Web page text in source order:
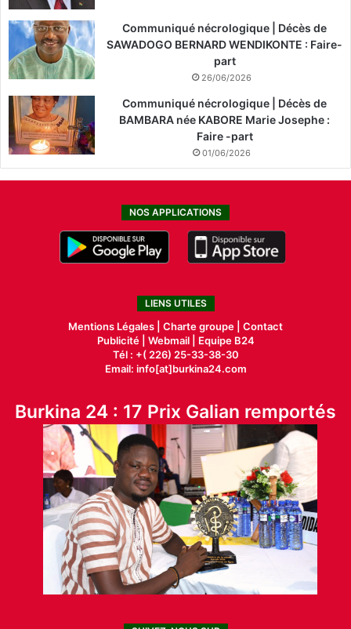
Communiqué nécrologique | Décès de
SAWADOGO BERNARD WENDIKONTE : Faire-
part
26/06/2026
Communiqué nécrologique | Décès de
BAMBARA née KABORE Marie Josephe :
Faire -part
01/06/2026
NOS APPLICATIONS
LIENS UTILES
Mentions Légales | Charte groupe | Contact
Publicité| Webmail |
Equipe B24
Tél : +( 226) 25-33-38-30
Email: info[at]burkina24.com
Burkina 24 : 17 Prix Galian remportés